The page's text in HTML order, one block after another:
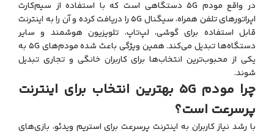
در واقع مودم 5G دستگاهی است که با استفاده از سیم‌کارت
اپراتورهای تلفن همراه، سیگنال 5G را دریافت کرده و آن را به اینترنت
قابل استفاده برای گوشی، لپ‌تاپ، تلویزیون هوشمند و سایر
دستگاه‌ها تبدیل می‌کند. همین ویژگی باعث شده مودم‌های 5G به
یکی از محبوب‌ترین انتخاب‌ها برای کاربران خانگی و تجاری تبدیل
شوند.
چرا مودم 5G بهترین انتخاب برای اینترنت
پرسرعت است؟
با رشد نیاز کاربران به اینترنت پرسرعت برای استریم ویدئو، بازی‌های